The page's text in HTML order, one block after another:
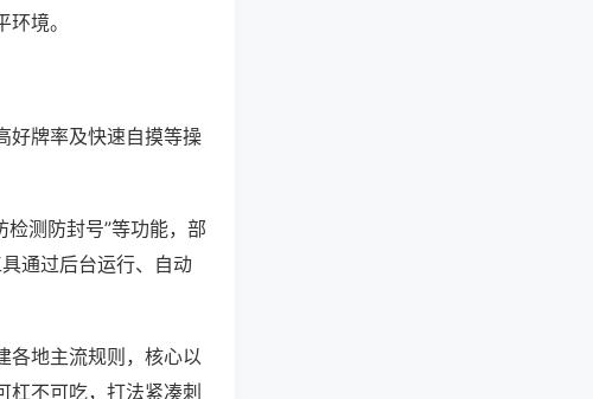
境。
好牌率及快速自摸等操
检测防封号”等功能，部
通过后台运行、自动
各地主流规则，核心以
杠不可吃，打法紧凑刺